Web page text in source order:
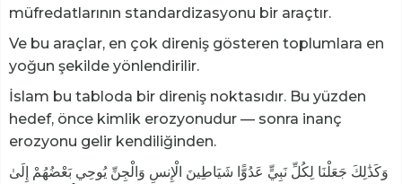
müfredatlarının standardizasyonu bir araçtır.
Ve bu araçlar, en çok direniş gösteren toplumlara en
yoğun şekilde yönlendirilir.
İslam bu tabloda bir direniş noktasıdır. Bu yüzden
hedef, önce kimlik erozyonudur — sonra inanç
erozyonu gelir kendiliğinden.
وَكَذَٰلِكَ جَعَلْنَا لِكُلِّ نَبِيٍّ عَدُوًّا شَيَاطِينَ الْإِنسِ وَالْجِنِّ يُوحِي بَعْضُهُمْ إِلَىٰ